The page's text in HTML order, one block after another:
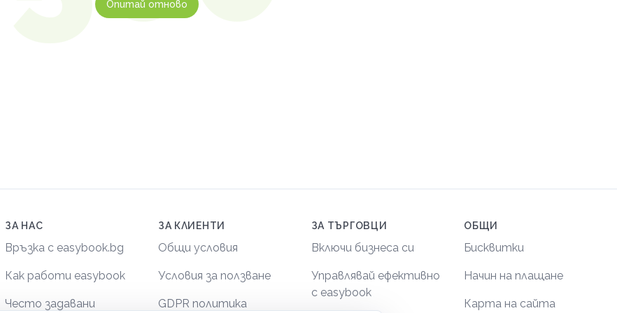
Опитай отново
ЗА НАС
Връзка с easybook.bg
Как работи easybook
Често задавани
ЗА КЛИЕНТИ
Общи условия
Условия за ползване
GDPR политика
ЗА ТЪРГОВЦИ
Включи бизнеса си
Управлявай ефективно
с easybook
ОБЩИ
Бисквитки
Начин на плащане
Карта на сайта